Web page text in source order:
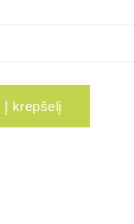
Į krepšelį